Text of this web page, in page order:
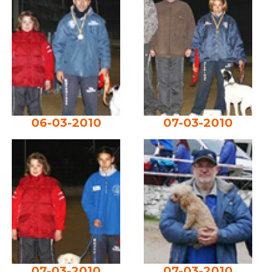
06-03-2010 07-03-2010